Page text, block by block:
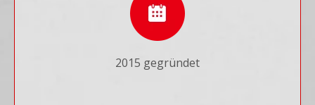
2015 gegründet